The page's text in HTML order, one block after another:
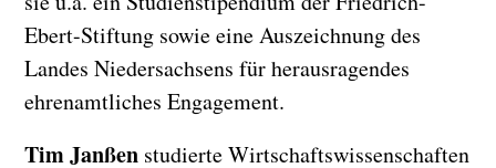
Ebert-Stiftung sowie eine Auszeichnung des
Landes Niedersachsens für herausragendes
ehrenamtliches Engagement.
Tim Janßen studierte Wirtschaftswissenschaften